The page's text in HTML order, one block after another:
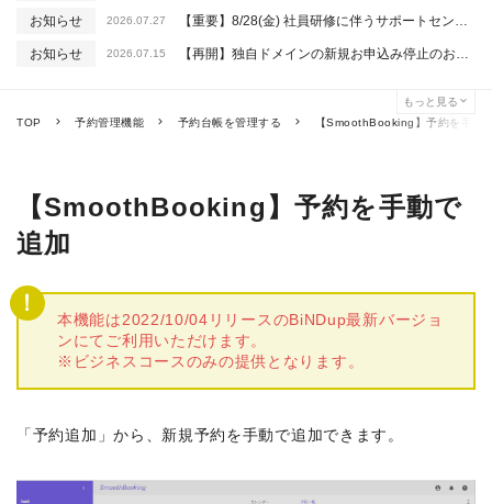
お知らせ 2026.07.27 【重要】8/28(金) 社員研修に伴うサポートセンター休業のお知らせ
お知らせ 2026.07.15 【再開】独自ドメインの新規お申込み停止のお知らせ
もっと見る
TOP 予約管理機能 予約台帳を管理する 【SmoothBooking】予約を手動
【SmoothBooking】予約を手動で
追加
本機能は2022/10/04リリースのBiNDup最新バージョ
ンにてご利用いただけます。
※ビジネスコースのみの提供となります。
「予約追加」から、新規予約を手動で追加できます。